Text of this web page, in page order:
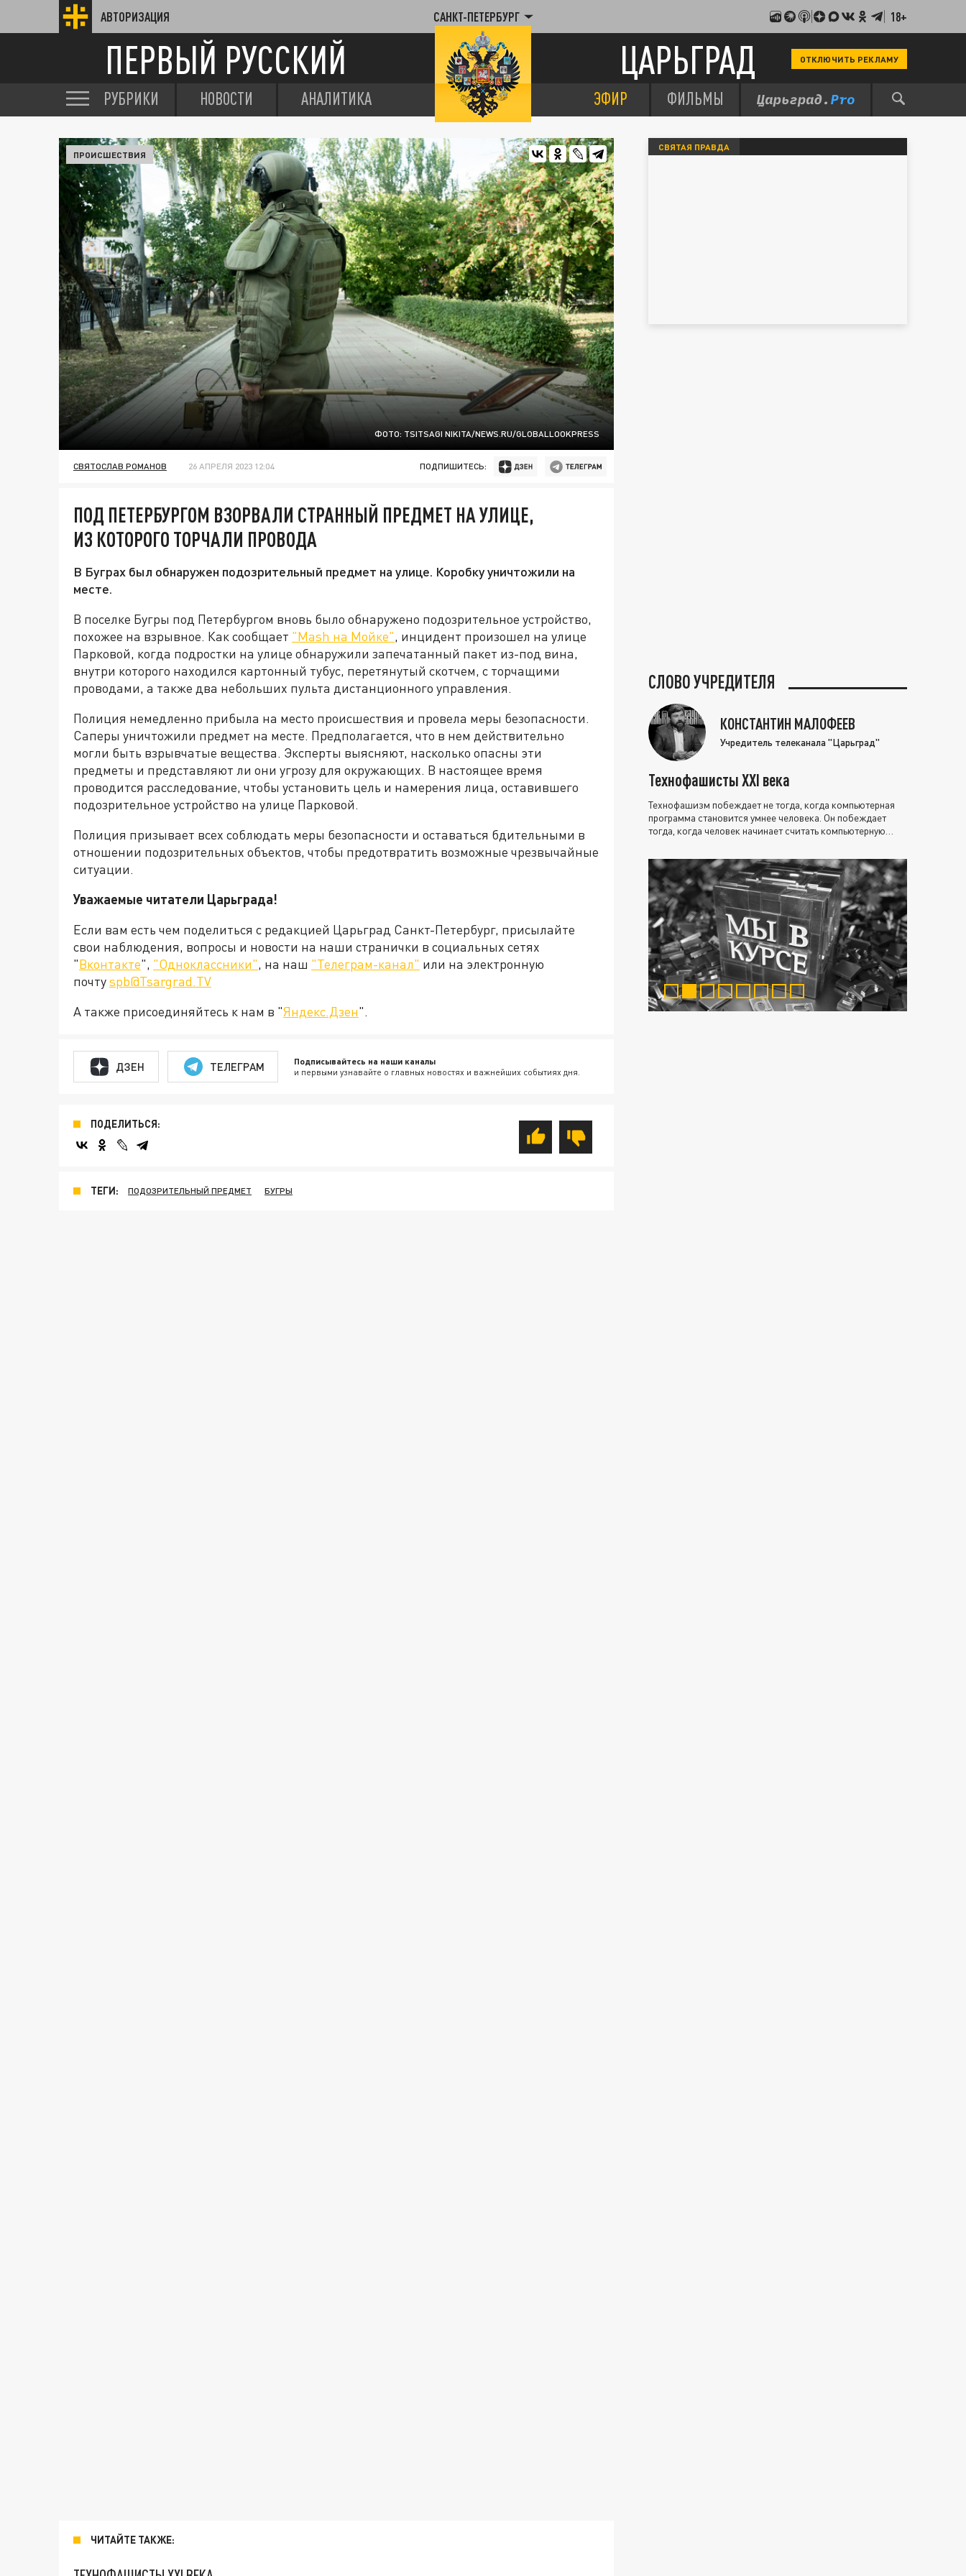
АВТОРИЗАЦИЯ САНКТ-ПЕТЕРБУРГ 18+
ПЕРВЫЙ РУССКИЙ ЦАРЬГРАД ОТКЛЮЧИТЬ РЕКЛАМУ
РУБРИКИ НОВОСТИ АНАЛИТИКА ЭФИР ФИЛЬМЫ
ФОТО: TSITSAGI NIKITA/NEWS.RU/GLOBALLOOKPRESS
ПРОИСШЕСТВИЯ
СВЯТОСЛАВ РОМАНОВ 26 АПРЕЛЯ 2023 12:04 ПОДПИШИТЕСЬ:
ПОД ПЕТЕРБУРГОМ ВЗОРВАЛИ СТРАННЫЙ ПРЕДМЕТ НА УЛИЦЕ,
ИЗ КОТОРОГО ТОРЧАЛИ ПРОВОДА
В Буграх был обнаружен подозрительный предмет на улице. Коробку уничтожили на
месте.
В поселке Бугры под Петербургом вновь было обнаружено подозрительное устройство,
похожее на взрывное. Как сообщает "Mash на Мойке", инцидент произошел на улице
Парковой, когда подростки на улице обнаружили запечатанный пакет из-под вина,
внутри которого находился картонный тубус, перетянутый скотчем, с торчащими
проводами, а также два небольших пульта дистанционного управления.
Полиция немедленно прибыла на место происшествия и провела меры безопасности.
Саперы уничтожили предмет на месте. Предполагается, что в нем действительно
могли быть взрывчатые вещества. Эксперты выясняют, насколько опасны эти
предметы и представляют ли они угрозу для окружающих. В настоящее время
проводится расследование, чтобы установить цель и намерения лица, оставившего
подозрительное устройство на улице Парковой.
Полиция призывает всех соблюдать меры безопасности и оставаться бдительными в
отношении подозрительных объектов, чтобы предотвратить возможные чрезвычайные
ситуации.
Уважаемые читатели Царьграда!
Если вам есть чем поделиться с редакцией Царьград Санкт-Петербург, присылайте
свои наблюдения, вопросы и новости на наши странички в социальных сетях
"Вконтакте", "Одноклассники", на наш "Телеграм-канал" или на электронную
почтуspb@Tsargrad.TV
А также присоединяйтесь к нам в "Яндекс.Дзен".
ДЗЕН ТЕЛЕГРАМ Подписывайтесь на наши каналы
и первыми узнавайте о главных новостях и важнейших событиях дня.
ПОДЕЛИТЬСЯ:
ТЕГИ: ПОДОЗРИТЕЛЬНЫЙ ПРЕДМЕТ БУГРЫ
ЧИТАЙТЕ ТАКЖЕ:
СВЯТАЯ ПРАВДА
СЛОВО УЧРЕДИТЕЛЯ
КОНСТАНТИН МАЛОФЕЕВ
Учредитель телеканала "Царьград"
Технофашисты XXI века
Технофашизм побеждает не тогда, когда компьютерная
программа становится умнее человека. Он побеждает
тогда, когда человек начинает считать компьютерную